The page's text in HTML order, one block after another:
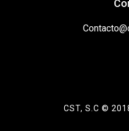
CST, S.C ©